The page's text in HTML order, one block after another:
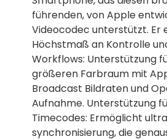
führenden, von Apple
Videocodec unter­stützt. Er
Höchst­maß an Kontrolle
Workflows: Unterstützung
größeren Farbraum mit
Broadcast Bildraten und
Aufnahme. Unterstützung
Timecodes: Ermöglicht
synchronisierung, die